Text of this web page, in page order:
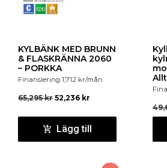
KYLBÄNK MED BRUNN
& FLASKRÄNNA 2060
– PORKKA
Finansiering 1,712 kr/mån
65,295kr 52,236 kr
Lägg till